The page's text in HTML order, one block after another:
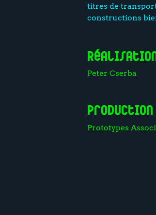
titres de
constructions
Peter Cserba
Production
Prototypes